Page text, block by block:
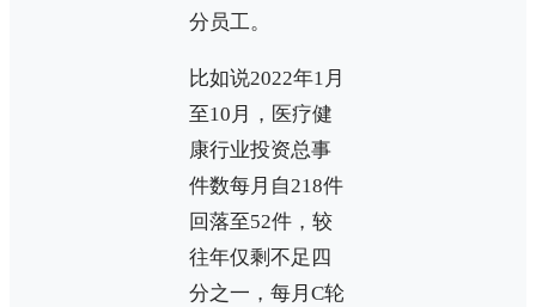
分员工。
比如说2022年1月
至10月，医疗健
康行业投资总事
件数每月自218件
回落至52件，较
往年仅剩不足四
分之一，每月C轮